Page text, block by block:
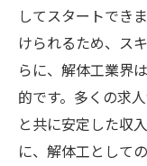
してスタートでき
けられるため、ス
らに、解体工業界
的です。多くの求
と共に安定した収
に、解体工として